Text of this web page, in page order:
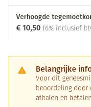
Verhoogde
€ 10,50 (6% inclusief
Belangrijke
Voor dit
beoordeling door
afhalen en